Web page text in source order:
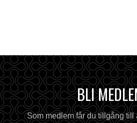
BLI
Som medlem får du tillgång till